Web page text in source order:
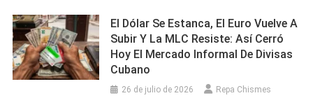
El Dólar Se Estanca, El Euro Vuelve A
Subir Y La MLC Resiste: Así Cerró
Hoy El Mercado Informal De Divisas
Cubano
26 de julio de 2026 Repa Chismes